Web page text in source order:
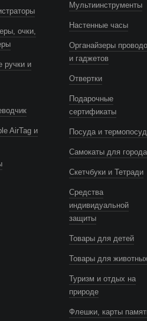
очки,
ручки и
AirTag и
Мультиинструменты
Настенные часы
Органайзеры
и гаджетов
Отвертки
Подарочные
сертификаты
Посуда и
Самокаты для города
Скетчбуки и Тетради
Средства
индивидуальной
защиты
Товары для детей
Товары для животных
Туризм и отдых на
природе
Флешки, карты